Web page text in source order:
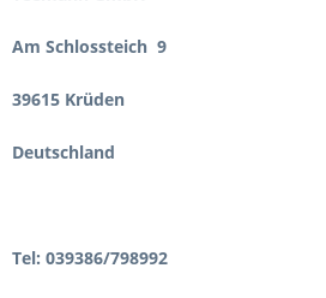
Am Schlossteich 9
39615 Krüden
Deutschland
Tel: 039386/798992